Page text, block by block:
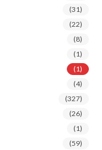
(31)
(22)
(8)
(1)
(1)
(4)
(327)
(26)
(1)
(59)